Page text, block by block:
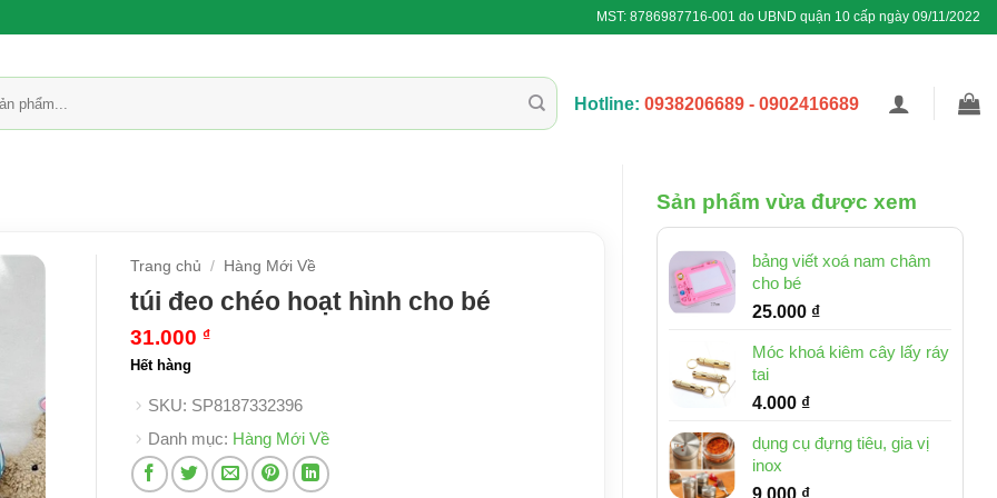
MST: 8786987716-001 do UBND quận 10 cấp ngày 09/11/2022
Hotline: 0938206689 - 0902416689
Sản phẩm vừa được xem
bảng viết xoá nam châm
cho bé
25.000 ₫
Móc khoá kiêm cây lấy ráy
tai
4.000 ₫
dụng cụ đựng tiêu, gia vị
inox
9.000 ₫
Trang chủ / Hàng Mới Về
túi đeo chéo hoạt hình cho bé
31.000 ₫
Hết hàng
SKU: SP8187332396
Danh mục: Hàng Mới Về